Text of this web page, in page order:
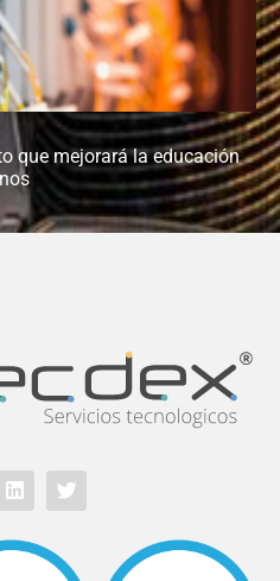
que mejorará la educación